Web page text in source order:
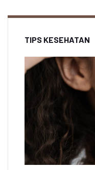
TIPS KESEHATAN